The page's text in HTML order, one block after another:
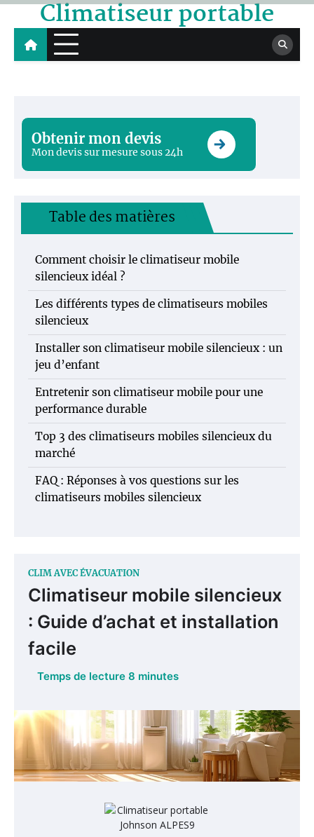
Skip
content
Climatiseur portable
CLIM AVEC ÉVACUATION
Climatiseur mobile silencieux
: Guide d’achat et installation
facile
Obtenir mon devis
Mon devis sur mesure sous 24h
Table des matières
Comment choisir le climatiseur mobile
silencieux idéal ?
Les différents types de climatiseurs mobiles
silencieux
Installer son climatiseur mobile silencieux : un
jeu d’enfant
Entretenir son climatiseur mobile pour une
performance durable
Top 3 des climatiseurs mobiles silencieux du
marché
FAQ : Réponses à vos questions sur les
climatiseurs mobiles silencieux